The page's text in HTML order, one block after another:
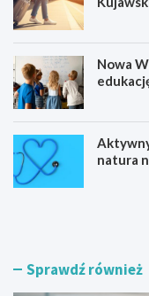
Nowa
natura
W
b
K
a Sprawdź również